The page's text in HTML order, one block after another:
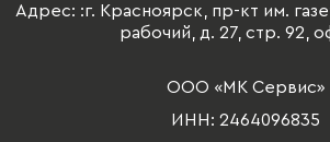
ООО «МК Сервис»
ИНН: 2464096835
Адрес: :г. Красноярск, пр-кт им.
рабочий, д. 27, стр. 92,